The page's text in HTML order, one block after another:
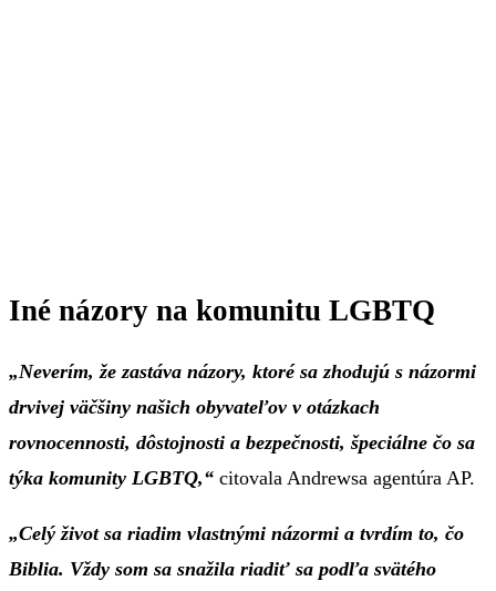
Iné názory na komunitu LGBTQ
„Neverím, že zastáva názory, ktoré sa zhodujú s názormi
drvivej väčšiny našich obyvateľov v otázkach
rovnocennosti, dôstojnosti a bezpečnosti, špeciálne čo sa
týka komunity LGBTQ,“ citovala Andrewsa agentúra AP.
„Celý život sa riadim vlastnými názormi a tvrdím to, čo
Biblia. Vždy som sa snažila riadiť sa podľa svätého